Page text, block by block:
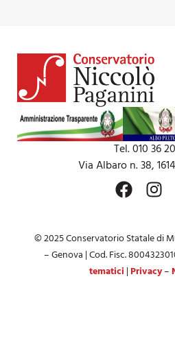
Tel. 010 36
Via Albaro n. 38,
© 2025 Conservatorio Statale di
– Genova | Cod. Fisc.
tematici | Privacy–